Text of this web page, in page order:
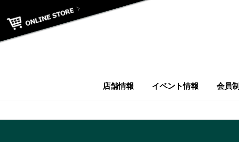
店舗情報 イベント情報 会員